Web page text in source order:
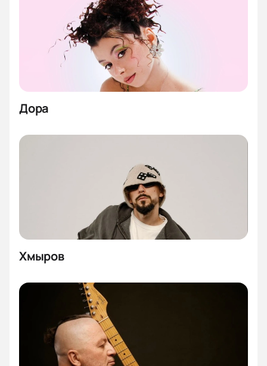
Дора
Хмыров